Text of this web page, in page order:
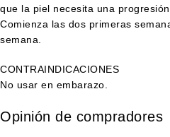
que la piel necesita una
Comienza las dos primeras
semana.
CONTRAINDICACIONES
No usar en embarazo.
Opinión de compradores